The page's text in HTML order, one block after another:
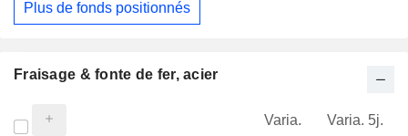
Plus de fonds positionnés
Fraisage & fonte de fer, acier
Varia. Varia. 5j.